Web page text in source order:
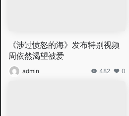
《涉过愤怒的海》发布特别视频
周依然渴望被爱
admin 482 0